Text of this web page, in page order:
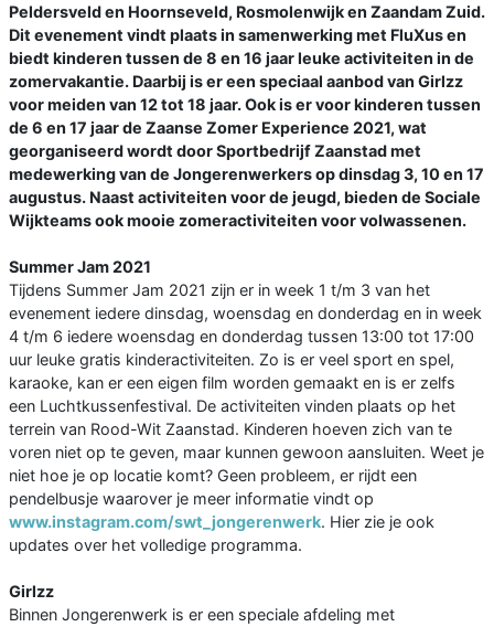
Peldersveld en Hoornseveld, Rosmolenwijk en Zaandam Zuid.
Dit evenement vindt plaats in samenwerking met FluXus en
biedt kinderen tussen de 8 en 16 jaar leuke activiteiten in de
zomervakantie. Daarbij is er een speciaal aanbod van Girlzz
voor meiden van 12 tot 18 jaar. Ook is er voor kinderen tussen
de 6 en 17 jaar de Zaanse Zomer Experience 2021, wat
georganiseerd wordt door Sportbedrijf Zaanstad met
medewerking van de Jongerenwerkers op dinsdag 3, 10 en 17
augustus. Naast activiteiten voor de jeugd, bieden de Sociale
Wijkteams ook mooie zomeractiviteiten voor volwassenen.
Summer Jam 2021
Tijdens Summer Jam 2021 zijn er in week 1 t/m 3 van het
evenement iedere dinsdag, woensdag en donderdag en in week
4 t/m 6 iedere woensdag en donderdag tussen 13:00 tot 17:00
uur leuke gratis kinderactiviteiten. Zo is er veel sport en spel,
karaoke, kan er een eigen film worden gemaakt en is er zelfs
een Luchtkussenfestival. De activiteiten vinden plaats op het
terrein van Rood-Wit Zaanstad. Kinderen hoeven zich van te
voren niet op te geven, maar kunnen gewoon aansluiten. Weet je
niet hoe je op locatie komt? Geen probleem, er rijdt een
pendelbusje waarover je meer informatie vindt op
www.instagram.com/swt_jongerenwerk. Hier zie je ook
updates over het volledige programma.
Girlzz
Binnen Jongerenwerk is er een speciale afdeling met